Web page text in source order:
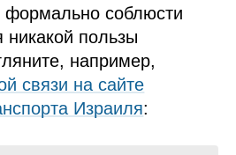
формально соблюсти
никакой пользы
например,
связи на сайте
Израиля: